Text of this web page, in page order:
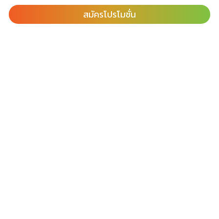
สมัครโปรโมชั่น